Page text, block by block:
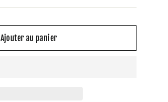
Ajouter au panier